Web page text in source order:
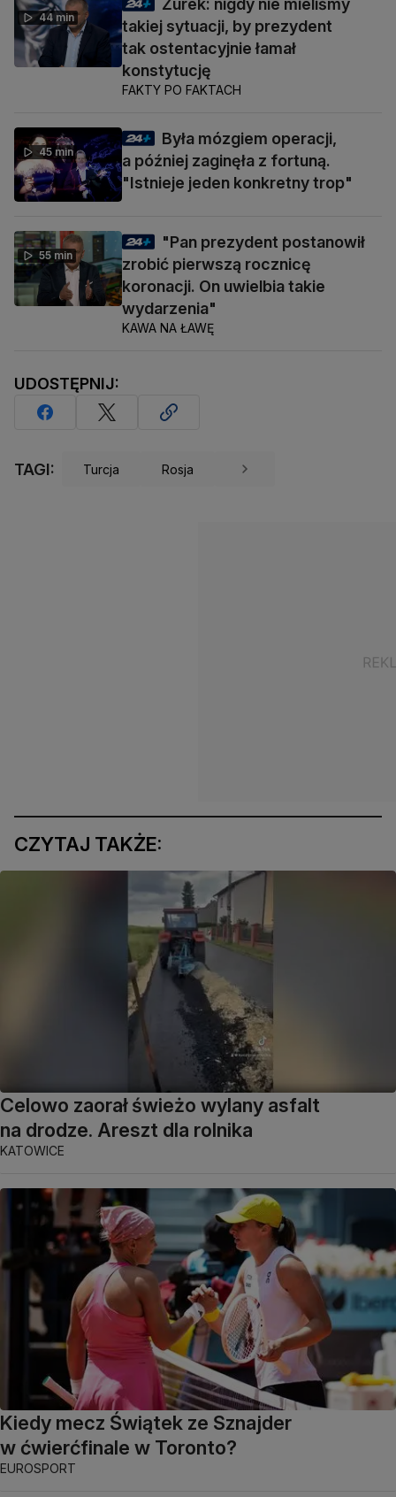
44 min
Żurek: nigdy nie mieliśmy
takiej sytuacji, by prezydent
tak ostentacyjnie łamał
konstytucję
FAKTY PO FAKTACH
45 min
Była mózgiem operacji,
a później zaginęła z fortuną.
"Istnieje jeden konkretny trop"
55 min
"Pan prezydent postanowił
zrobić pierwszą rocznicę
koronacji. On uwielbia takie
wydarzenia"
KAWA NA ŁAWĘ
UDOSTĘPNIJ:
TAGI: Turcja Rosja
CZYTAJ TAKŻE:
Celowo zaorał świeżo wylany asfalt
na drodze. Areszt dla rolnika
KATOWICE
Kiedy mecz Świątek ze Sznajder
w ćwierćfinale w Toronto?
EUROSPORT